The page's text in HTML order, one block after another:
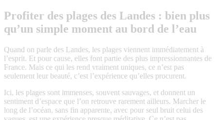
Profiter des plages des Landes : bien plus
qu’un simple moment au bord de l’eau
Quand on parle des Landes, les plages viennent immédiatement à
l’esprit. Et pour cause, elles font partie des plus impressionnantes de
France. Mais ce qui les rend vraiment uniques, ce n’est pas
seulement leur beauté, c’est l’expérience qu’elles procurent.
Ici, les plages sont immenses, souvent sauvages, et donnent un
sentiment d’espace que l’on retrouve rarement ailleurs. Marcher le
long de l’océan, sans fin apparente, avec pour seul bruit celui des